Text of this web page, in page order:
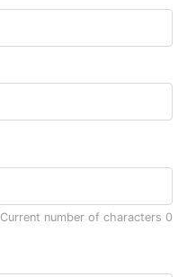
Current number of characters 0